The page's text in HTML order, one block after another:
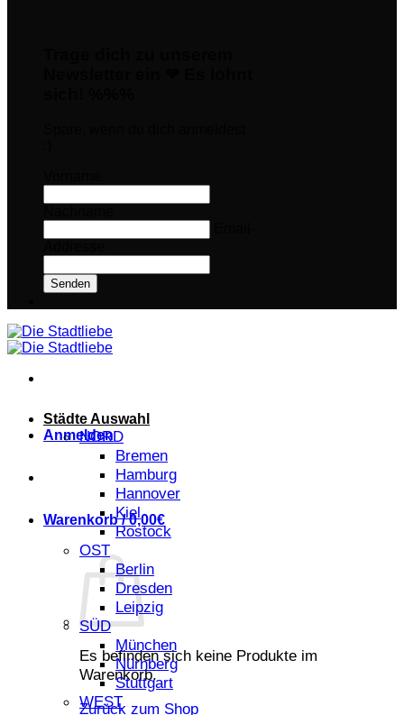
Senden
Anmelden
Warenkorb /0,00€
Es befinden sich keine Produkte im
Warenkorb.
Zurück zum Shop
Städte Auswahl
NORD
Bremen
Hamburg
Hannover
Kiel
Rostock
OST
Berlin
Dresden
Leipzig
SÜD
München
Nürnberg
Stuttgart
WEST